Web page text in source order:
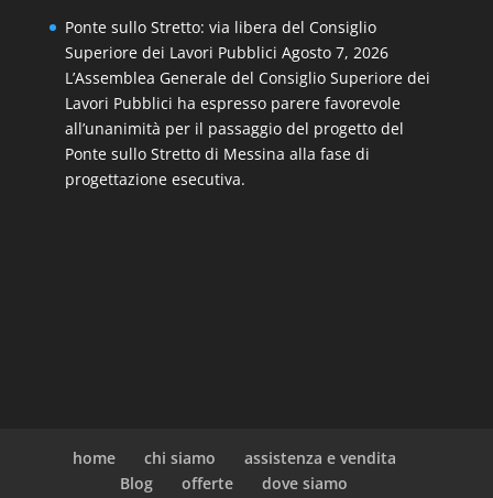
Ponte sullo Stretto: via libera del Consiglio
Superiore dei Lavori Pubblici Agosto 7, 2026
L’Assemblea Generale del Consiglio Superiore dei
Lavori Pubblici ha espresso parere favorevole
all’unanimità per il passaggio del progetto del
Ponte sullo Stretto di Messina alla fase di
progettazione esecutiva.
home chi siamo
assistenza e vendita
Blog
offerte
dove siamo